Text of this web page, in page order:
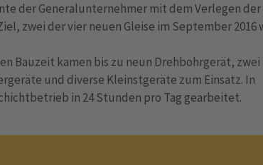
der Generalunternehmer mit dem Verlegen
zwei der vier neuen Gleise im September 2016
Bauzeit kamen bis zu neun Drehbohrgerät, zwei
und diverse Kleinstgeräte zum Einsatz. In
in 24 Stunden pro Tag gearbeitet.